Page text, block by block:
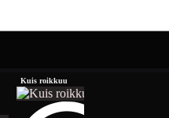
Kuis roikkuu